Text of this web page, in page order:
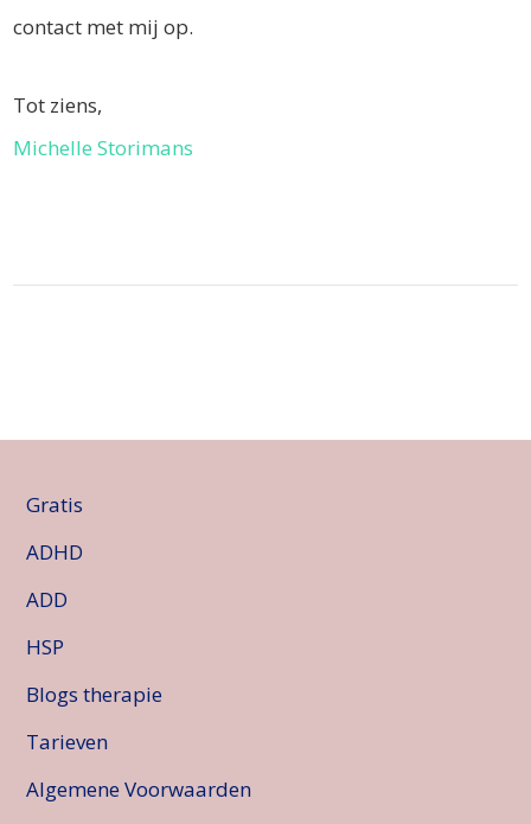
contact met mij op.
Tot ziens,
Michelle Storimans
Gratis
ADHD
ADD
HSP
Blogs therapie
Tarieven
Algemene Voorwaarden